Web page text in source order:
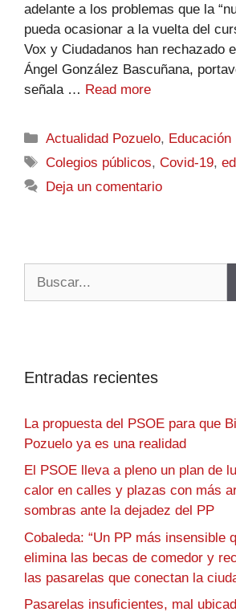
adelante a los problemas que la
pueda ocasionar a la vuelta del
Vox y Ciudadanos han rechazado
Ángel González Bascuñana,
señala … Read more
Actualidad Pozuelo, Educación
Colegios públicos,Covid-19,
Deja un comentario
Entradas recientes
La propuesta del PSOE para que
Pozuelo ya es una realidad
El PSOE lleva a pleno un plan de
calor en calles y plazas con más
sombras ante la dejadez del PP
Cobaleda: “Un PP más insensible
elimina las becas de comedor y
las pasarelas que conectan la
Pasarelas insuficientes, mal